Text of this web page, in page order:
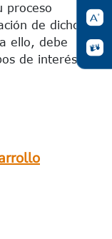
proceso
de dicho
ello, debe
de interés y